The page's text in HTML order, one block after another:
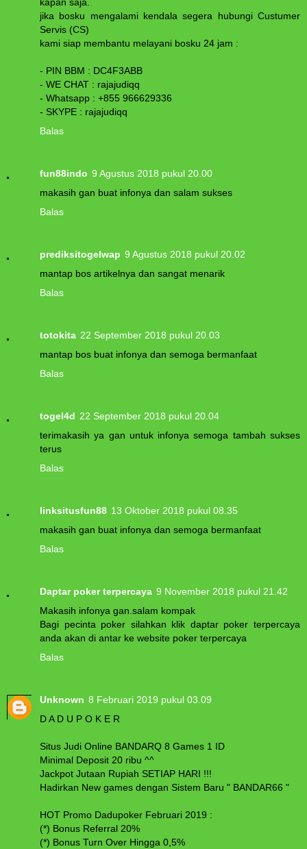
kapan saja.
jika bosku mengalami kendala segera hubungi Custumer
Servis (CS)
kami siap membantu melayani bosku 24 jam :
- PIN BBM : DC4F3ABB
- WE CHAT : rajajudiqq
- Whatsapp : +855 966629336
- SKYPE : rajajudiqq
Balas
fun88indo 9 Agustus 2018 pukul 20.00
makasih gan buat infonya dan salam sukses
Balas
prediksitogelwap 9 Agustus 2018 pukul 20.02
mantap bos artikelnya dan sangat menarik
Balas
totokita 22 September 2018 pukul 20.03
mantap bos buat infonya dan semoga bermanfaat
Balas
togel4d 22 September 2018 pukul 20.04
terimakasih ya gan untuk infonya semoga tambah sukses
terus
Balas
linksitusfun88 13 Oktober 2018 pukul 08.35
makasih gan buat infonya dan semoga bermanfaat
Balas
Daptar poker terpercaya 9 November 2018 pukul 21.42
Makasih infonya gan.salam kompak
Bagi pecinta poker silahkan klik daptar poker terpercaya
anda akan di antar ke website poker terpercaya
Balas
Unknown 8 Februari 2019 pukul 03.09
D A D U P O K E R
Situs Judi Online BANDARQ 8 Games 1 ID
Minimal Deposit 20 ribu ^^
Jackpot Jutaan Rupiah SETIAP HARI !!!
Hadirkan New games dengan Sistem Baru " BANDAR66 "
HOT Promo Dadupoker Februari 2019 :
(*) Bonus Referral 20%
(*) Bonus Turn Over Hingga 0,5%